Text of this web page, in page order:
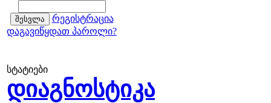
რეგისტრაცია
დაგავიწყდათ პაროლი?
სტატიები
დიაგნოსტიკა